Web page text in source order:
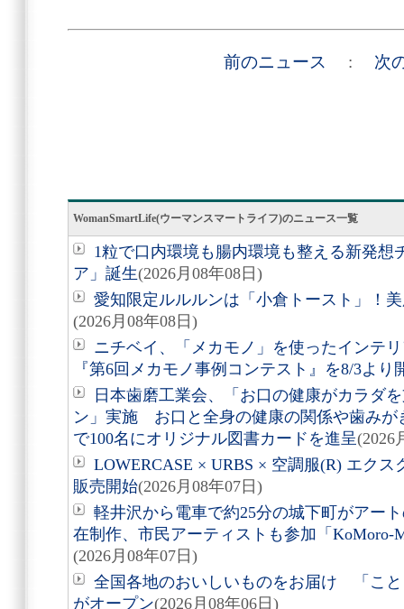
前のニュース : 次
WomanSmartLife(ウーマンスマートライフ)のニュース一覧
1粒で口内環境も腸内環境も整える新発想
ア」誕生(2026月08年08日)
愛知限定ルルルンは「小倉トースト」！
(2026月08年08日)
ニチベイ、「メカモノ」を使ったインテ
『第6回メカモノ事例コンテスト』を8/3より
日本歯磨工業会、「お口の健康がカラダ
ン」実施 お口と全身の健康の関係や歯みが
で100名にオリジナル図書カードを進呈(2026
LOWERCASE × URBS × 空調服(R) エク
販売開始(2026月08年07日)
軽井沢から電車で約25分の城下町がアー
在制作、市民アーティストも参加「KoMoro-
(2026月08年07日)
全国各地のおいしいものをお届け 「こ
がオープン(2026月08年06日)